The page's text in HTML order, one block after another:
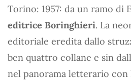
Torino: 1957: da un ramo di
editrice Boringhieri. La
editoriale eredita dallo
ben quattro collane e sin
nel panorama letterario